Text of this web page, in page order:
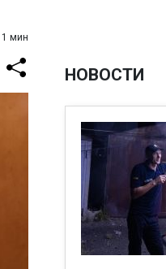
1 мин
НОВОСТИ